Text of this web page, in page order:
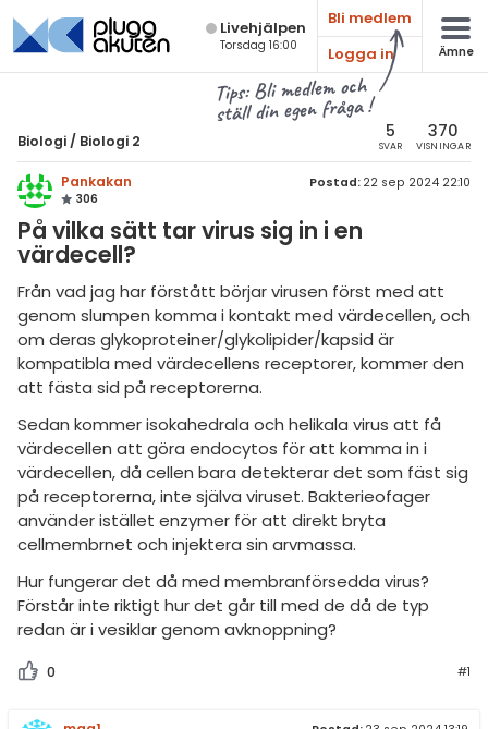
Live­hjälpen
Torsdag 16:00
Bli medlem
Logga in
Ämne
Tips: Bli medlem och
ställ din egen fråga !
Biologi / Biologi 2 5
SVAR
370
VISNINGAR
Pankakan
306
Postad: 22 sep 2024 22:10
På vilka sätt tar virus sig in i en
värdecell?
Från vad jag har förstått börjar virusen först med att
genom slumpen komma i kontakt med värdecellen, och
om deras glykoproteiner/glykolipider/kapsid är
kompatibla med värdecellens receptorer, kommer den
att fästa sid på receptorerna.
Sedan kommer isokahedrala och helikala virus att få
värdecellen att göra endocytos för att komma in i
värdecellen, då cellen bara detekterar det som fäst sig
på receptorerna, inte själva viruset. Bakterieofager
använder istället enzymer för att direkt bryta
cellmembrnet och injektera sin arvmassa.
Hur fungerar det då med membranförsedda virus?
Förstår inte riktigt hur det går till med de då de typ
redan är i vesiklar genom avknoppning?
0 #1
Alla ämnen
Biologi
Alla trådar
Biologi 1
Biologi 2
Universitet
Allmänna diskussioner
Topplistor
Regler
4 inloggade
& Bygg
språk
ämnen
diskussioner